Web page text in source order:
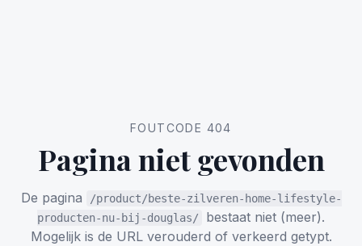
FOUTCODE 404
Pagina niet gevonden
De pagina
/product/beste-zilveren-home-lifestyle-
producten-nu-bij-douglas/
bestaat niet (meer).
Mogelijk is de URL verouderd of verkeerd getypt.